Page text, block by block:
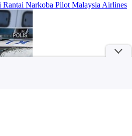
Narkoba Pilot Malaysia Airlines